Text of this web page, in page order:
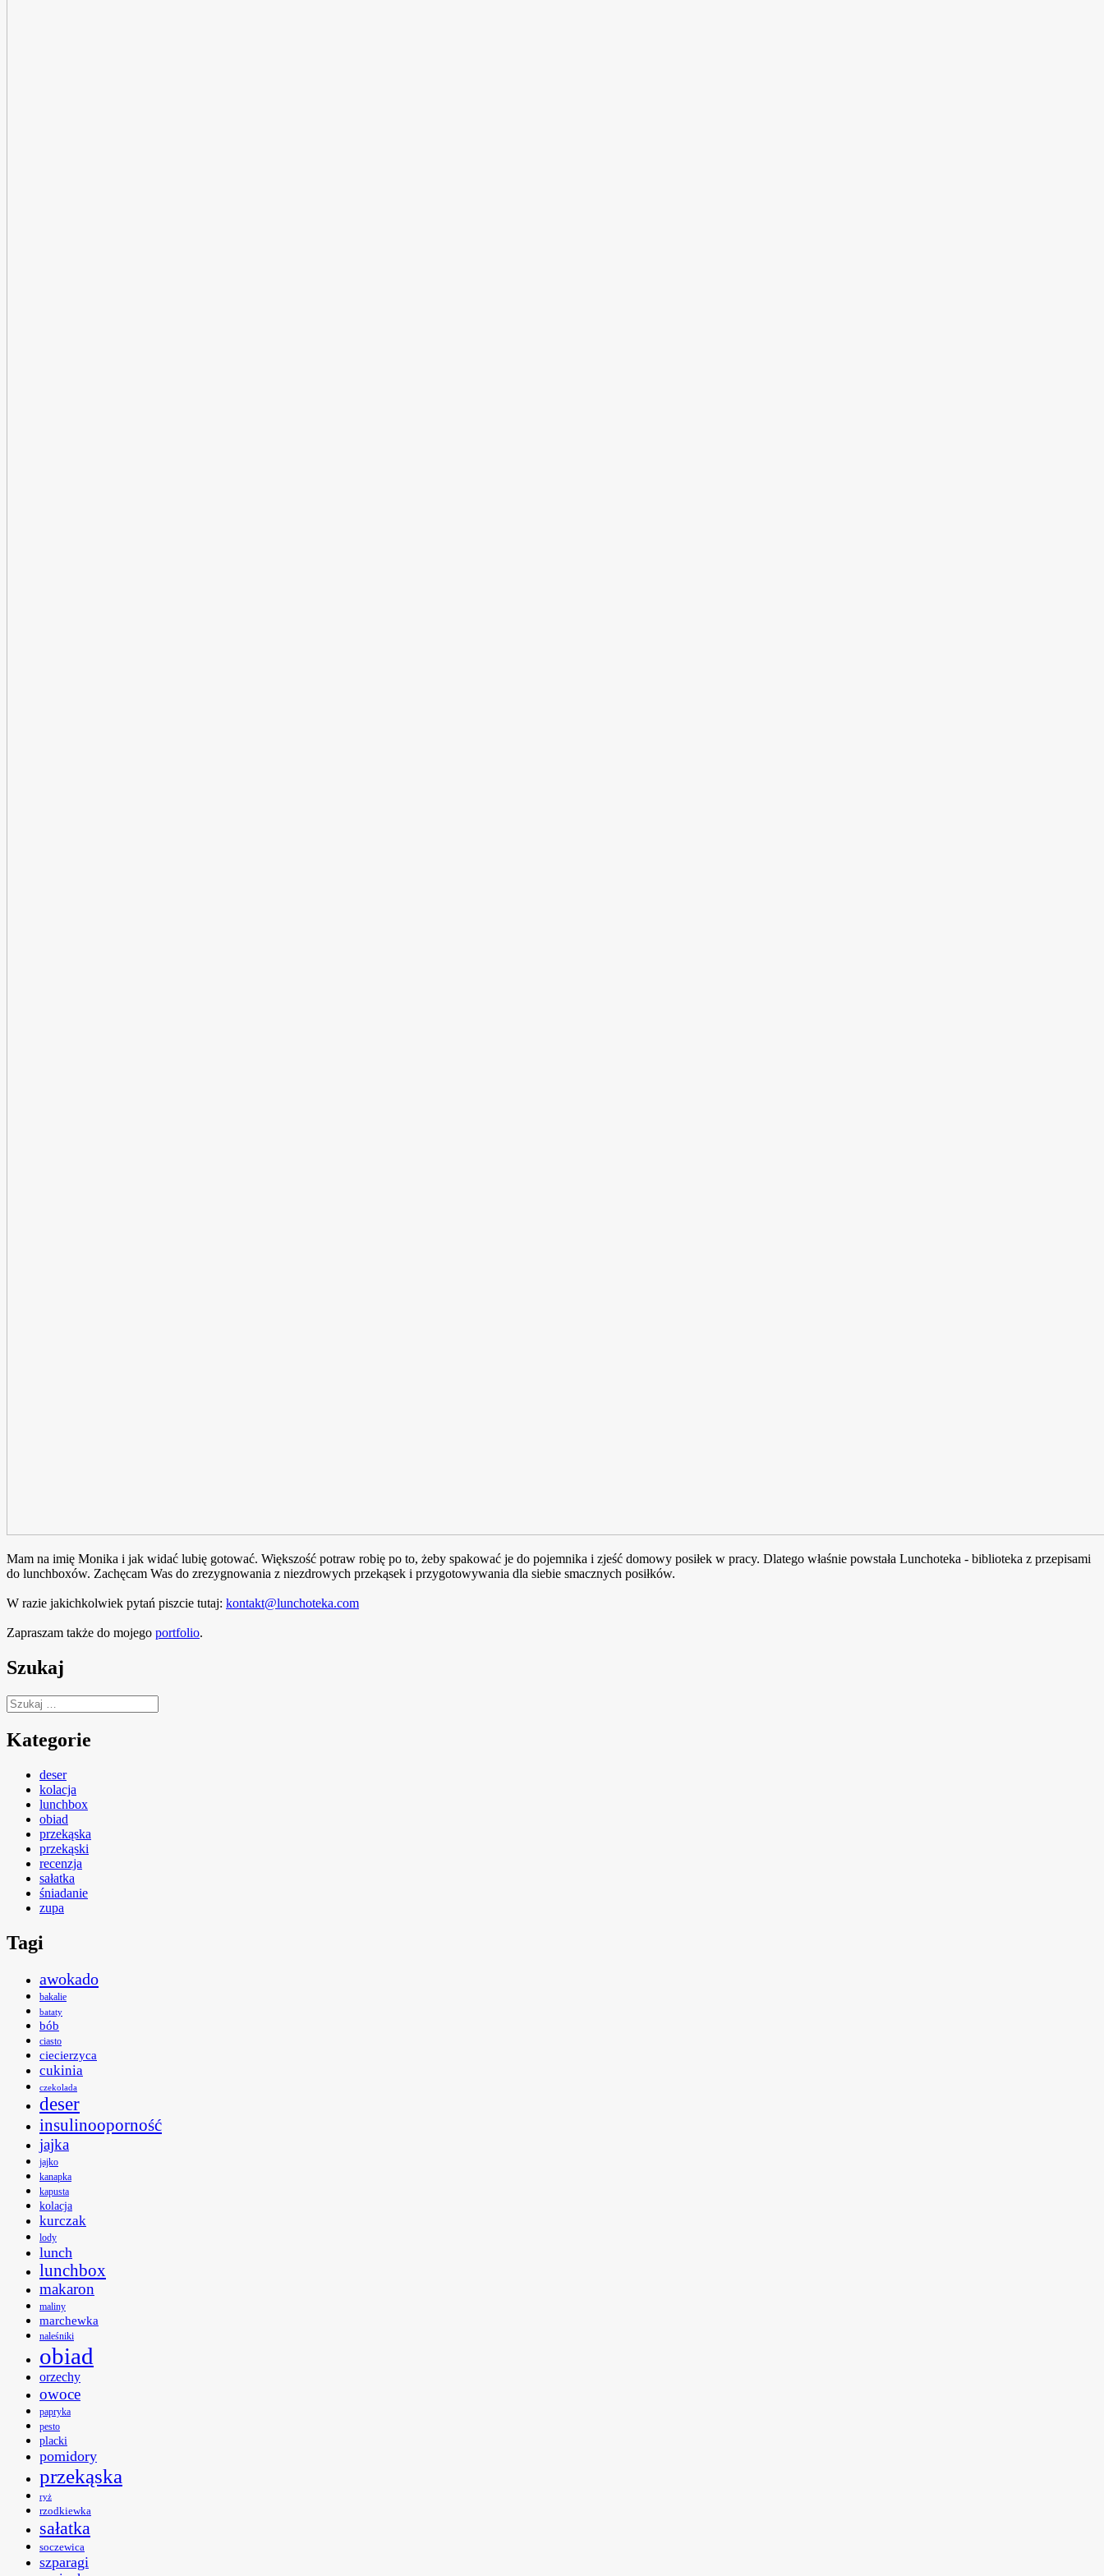
Mam na imię Monika i jak widać lubię gotować. Większość potraw robię po to, żeby spakować je do pojemnika i zjeść domowy posiłek w pracy. Dlatego właśnie powstała Lunchoteka - biblioteka z przepisami
do lunchboxów. Zachęcam Was do zrezygnowania z niezdrowych przekąsek i przygotowywania dla siebie smacznych posiłków.
W razie jakichkolwiek pytań piszcie tutaj: kontakt@lunchoteka.com
Zapraszam także do mojego portfolio.
Szukaj
Szukaj:
Kategorie
deser
kolacja
lunchbox
obiad
przekąska
przekąski
recenzja
sałatka
śniadanie
zupa
Tagi
awokado
bakalie
bataty
bób
ciasto
ciecierzyca
cukinia
czekolada
deser
insulinooporność
jajka
jajko
kanapka
kapusta
kolacja
kurczak
lody
lunch
lunchbox
makaron
maliny
marchewka
naleśniki
obiad
orzechy
owoce
papryka
pesto
placki
pomidory
przekąska
ryż
rzodkiewka
sałatka
soczewica
szparagi